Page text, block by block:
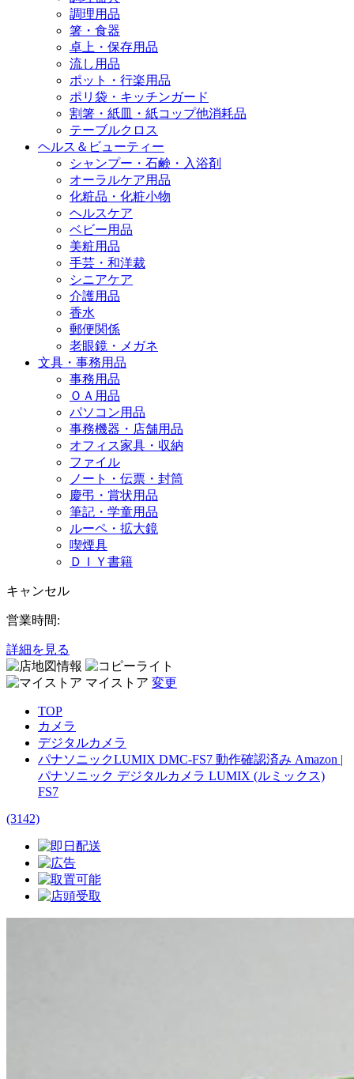
調理用品
箸・食器
卓上・保存用品
流し用品
ポット・行楽用品
ポリ袋・キッチンガード
割箸・紙皿・紙コップ他消耗品
テーブルクロス
ヘルス＆ビューティー
シャンプー・石鹸・入浴剤
オーラルケア用品
化粧品・化粧小物
ヘルスケア
ベビー用品
美粧用品
手芸・和洋裁
シニアケア
介護用品
香水
郵便関係
老眼鏡・メガネ
文具・事務用品
事務用品
ＯＡ用品
パソコン用品
事務機器・店舗用品
オフィス家具・収納
ファイル
ノート・伝票・封筒
慶弔・賞状用品
筆記・学童用品
ルーペ・拡大鏡
喫煙具
ＤＩＹ書籍
キャンセル
営業時間:
詳細を見る
マイストア 変更
TOP
カメラ
デジタルカメラ
パナソニックLUMIX DMC-FS7 動作確認済み Amazon |
パナソニック デジタルカメラ LUMIX (ルミックス)
FS7
(3142)